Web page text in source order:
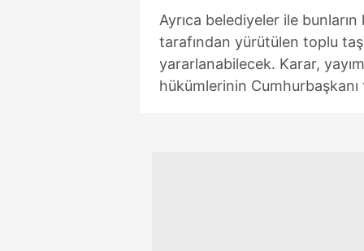
Ayrıca belediyeler ile
tarafından yürütülen toplu
yararlanabilecek. Karar,
hükümlerinin